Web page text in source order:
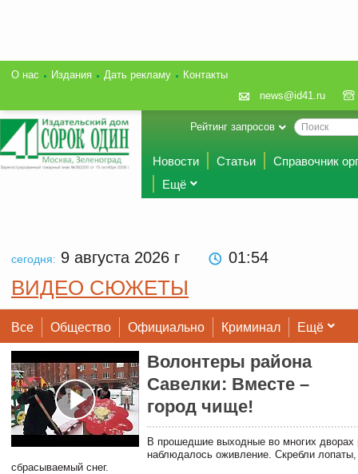
О нас Издания Дать рекламу
Контакты
news@id41.ru
Рейтинг запросов
Новости Статьи
Справочник
Ещё
сегодня: 9 августа 2026 г 01:54
ВИДЕО СЮЖЕТЫ
Все Общество Официально Криминал Ещё
Волонтеры района
Савелки: Вместе –
город чище!
В прошедшие выходные во многих дворах
наблюдалось оживление. Скребли
сбрасываемый снег.